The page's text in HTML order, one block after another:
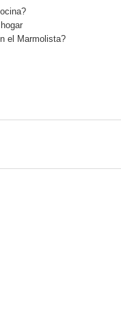
el Marmolista?